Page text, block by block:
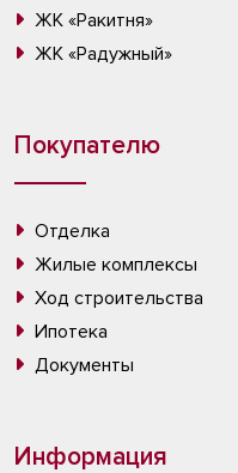
ЖК «Ракитня»
ЖК «Радужный»
Покупателю
Отделка
Жилые комплексы
Ход строительства
Ипотека
Документы
Информация